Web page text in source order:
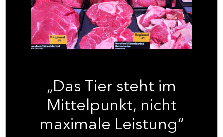
„Das Tier steht im
Mittelpunkt, nicht
maximale Leistung“